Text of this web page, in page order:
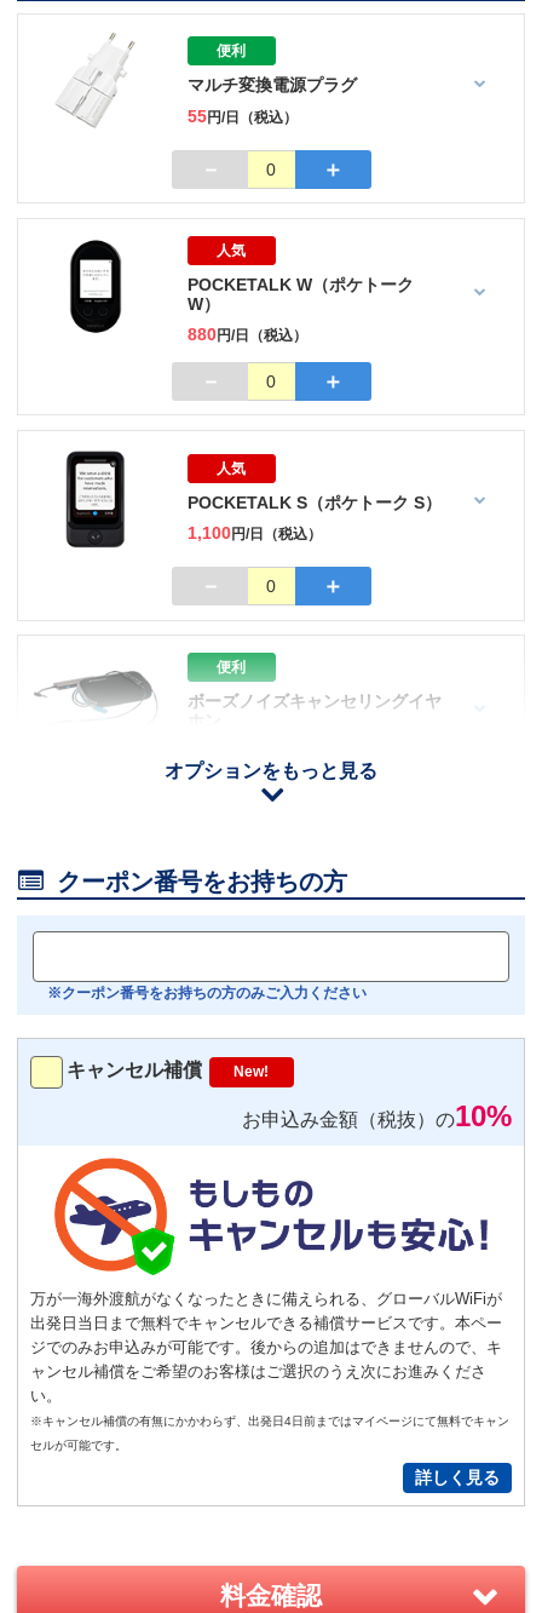
便利
マルチ変換電源プラグ
55円/日（税込）
－ 0 ＋
人気
POCKETALK W（ポケトーク
W）
880円/日（税込）
－ 0 ＋
人気
POCKETALK S（ポケトーク S）
1,100円/日（税込）
－ 0 ＋
オプションをもっと見る
便利
ボーズノイズキャンセリングイヤ
－
おすすめ
Bluetoothイヤホン対応
トランスミッター
－ 0
気圧コントロール機能付き耳栓
1,540円（税込）/個
通常
Sサイズ － 0 ＋
New!
 クーポン番号をお持ちの方
※クーポン番号をお持ちの方のみご入力ください
キャンセル補償 New!
お申込み金額（税抜）の10%
万が一海外渡航がなくなったときに備えられる、グローバルWiFiが
出発日当日まで無料でキャンセルできる補償サービスです。本ペー
ジでのみお申込みが可能です。後からの追加はできませんので、キ
ャンセル補償をご希望のお客様はご選択のうえ次にお進みくださ
い。
※キャンセル補償の有無にかかわらず、出発日4日前まではマイページにて無料でキャン
セルが可能です。
詳しく見る
料金確認